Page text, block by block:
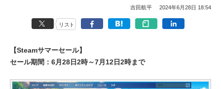
吉田航平 2024年6月28日 18:54
リスト
【Steamサマーセール】
セール期間：6月28日2時～7月12日2時まで